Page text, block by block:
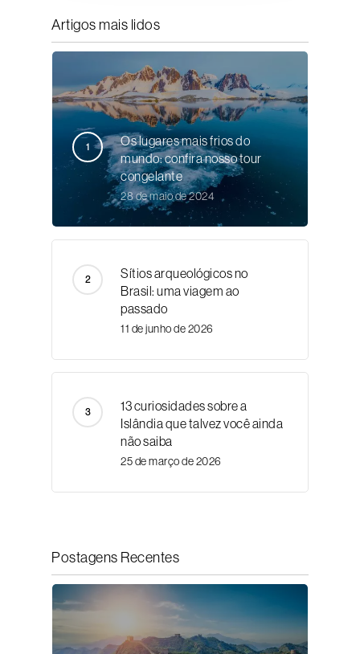
Artigos mais lidos
Os lugares mais frios do
mundo: confira nosso tour
congelante
28 de maio de 2024
Sítios arqueológicos no
Brasil: uma viagem ao
passado
11 de junho de 2026
13 curiosidades sobre a
Islândia que talvez você ainda
não saiba
25 de março de 2026
Postagens Recentes